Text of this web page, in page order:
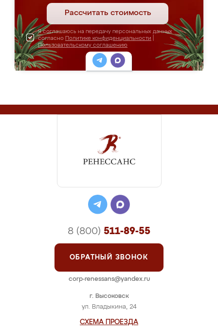
Рассчитать стоимость
Я соглашаюсь на передачу персональных данных
согласно Политике конфиденциальности
Пользовательскому соглашению
г. Высоковск
ул. Владыкина, 24
СХЕМА ПРОЕЗДА
8 (800) 511-89-55
ОБРАТНЫЙ ЗВОНОК
corp-renessans@yandex.ru